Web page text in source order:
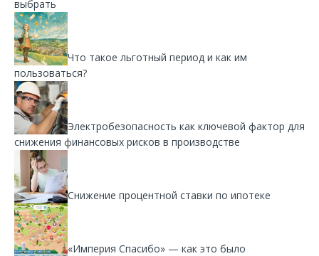
выбрать
Что такое льготный период и как им
пользоваться?
Электробезопасность как ключевой фактор для
снижения финансовых рисков в производстве
Снижение процентной ставки по ипотеке
«Империя Спасибо» — как это было